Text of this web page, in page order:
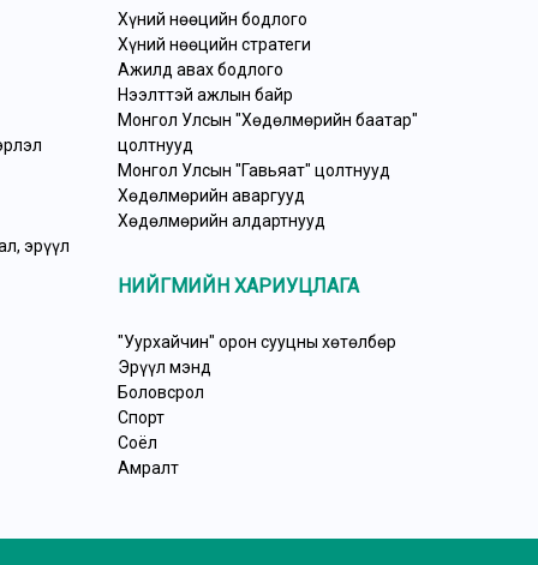
эрүүл
Хүний нөөцийн бодлого
Хүний нөөцийн стратеги
Ажилд авах бодлого
Нээлттэй ажлын байр
Монгол Улсын "Хөдөлмөрийн баатар"
цолтнууд
Монгол Улсын "Гавьяат" цолтнууд
Хөдөлмөрийн аваргууд
Хөдөлмөрийн алдартнууд
НИЙГМИЙН ХАРИУЦЛАГА
"Уурхайчин" орон сууцны хөтөлбөр
Эрүүл мэнд
Боловсрол
Спорт
Соёл
Амралт